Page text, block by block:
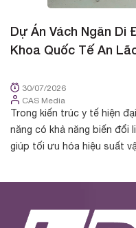
Dự Án Vách Ngăn
Khoa Quốc Tế An
30/07/2026
CAS Media
Trong kiến trúc y tế hiện
năng có khả năng biến đổi
giúp tối ưu hóa hiệu suất